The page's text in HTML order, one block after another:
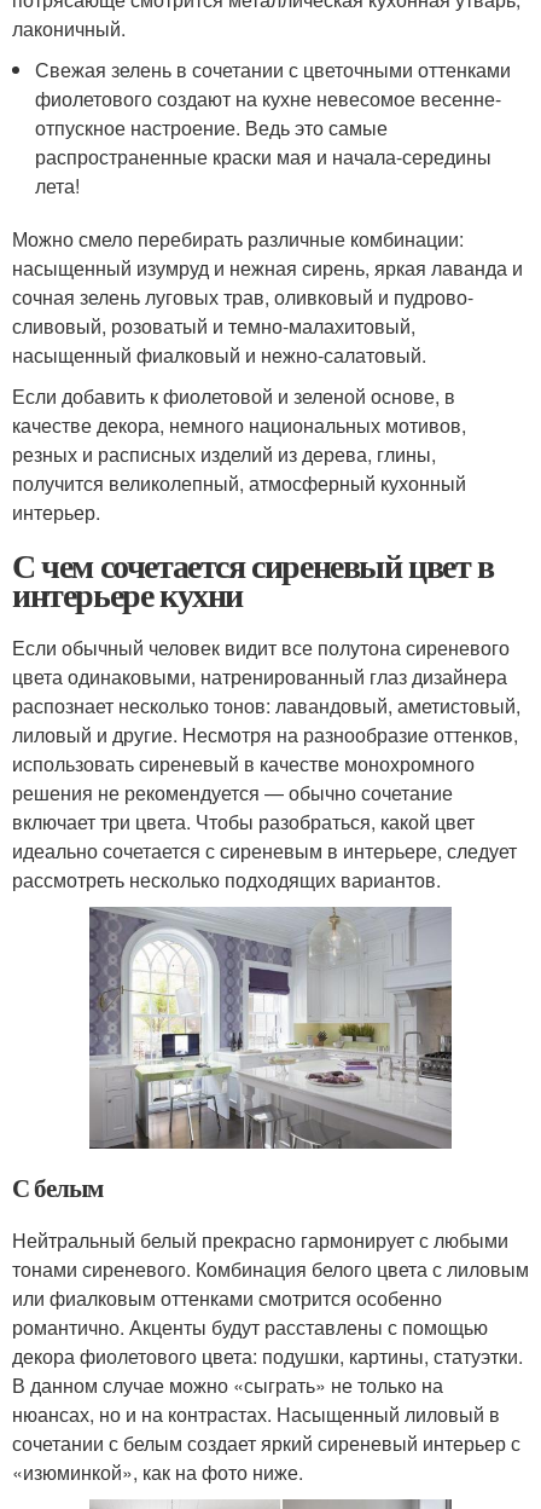
лаконичный.
Свежая зелень в сочетании с цветочными оттенками
фиолетового создают на кухне невесомое весенне-
отпускное настроение. Ведь это самые
распространенные краски мая и начала-середины
лета!
Можно смело перебирать различные комбинации:
насыщенный изумруд и нежная сирень, яркая лаванда и
сочная зелень луговых трав, оливковый и пудрово-
сливовый, розоватый и темно-малахитовый,
насыщенный фиалковый и нежно-салатовый.
Если добавить к фиолетовой и зеленой основе, в
качестве декора, немного национальных мотивов,
резных и расписных изделий из дерева, глины,
получится великолепный, атмосферный кухонный
интерьер.
С чем сочетается сиреневый цвет в
интерьере кухни
Если обычный человек видит все полутона сиреневого
цвета одинаковыми, натренированный глаз дизайнера
распознает несколько тонов: лавандовый, аметистовый,
лиловый и другие. Несмотря на разнообразие оттенков,
использовать сиреневый в качестве монохромного
решения не рекомендуется — обычно сочетание
включает три цвета. Чтобы разобраться, какой цвет
идеально сочетается с сиреневым в интерьере, следует
рассмотреть несколько подходящих вариантов.
С белым
Нейтральный белый прекрасно гармонирует с любыми
тонами сиреневого. Комбинация белого цвета с лиловым
или фиалковым оттенками смотрится особенно
романтично. Акценты будут расставлены с помощью
декора фиолетового цвета: подушки, картины, статуэтки.
В данном случае можно «сыграть» не только на
нюансах, но и на контрастах. Насыщенный лиловый в
сочетании с белым создает яркий сиреневый интерьер с
«изюминкой», как на фото ниже.